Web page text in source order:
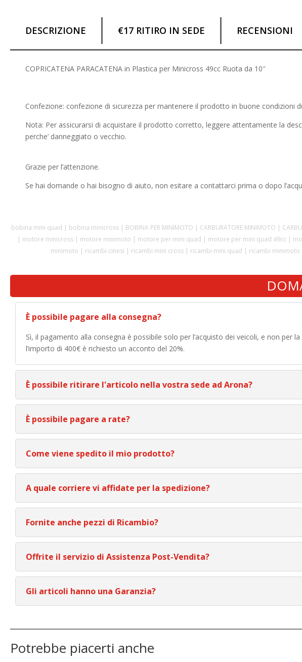
DESCRIZIONE €17 RITIRO IN SEDE RECENSIONI
COPRICATENA PARACATENA in Plastica per Minicross 49cc Ruota da 10″
Confezione: confezione di sicurezza per mantenere il prodotto in buone condizioni
Nota: Per assicurarsi di acquistare il prodotto corretto, leggere attentamente la
perche’ danneggiato o vecchio.
Grazie per l’attenzione.
Se hai domande o hai bisogno di aiuto, non esitare a contattarci prima o dopo
bobina mini quad | bobina minicross | BOBINA PER MINIMOTO | CARBURATORE MINIMOTO |
| motore minicross | motore minimoto | motore per mini quad | motore per mini quad 49cc |
minimoto | ricambi cinesi | ricambi mini cross | ricambi mini quad | ricambi
È possibile pagare alla consegna?
Sì, il pagamento alla consegna è possibile solo per l’acquisto dei veicoli, e non per
l’importo di 400€ è richiesto un acconto del 20%.
È possibile ritirare l'articolo nella vostra sede ad Arona?
È possibile pagare a rate?
Come viene spedito il mio prodotto?
A quale corriere vi affidate per la spedizione?
Fornite anche pezzi di Ricambio?
Offrite il servizio di Assistenza Post-Vendita?
Gli articoli hanno una Garanzia?
Potrebbe piacerti anche